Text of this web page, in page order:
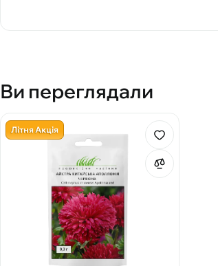
Ви переглядали
Літня Акція